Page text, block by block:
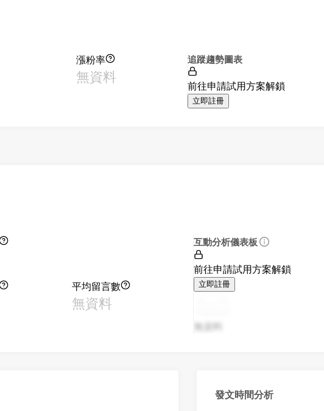
漲粉率
無資料
追蹤趨勢圖表
前往申請試用方案解鎖
立即註冊
平均留言數
無資料
互動分析儀表板
前往申請試用方案解鎖
立即註冊
無資料
發文時間分析